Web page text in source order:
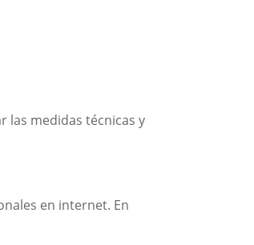
las medidas técnicas y
en internet. En